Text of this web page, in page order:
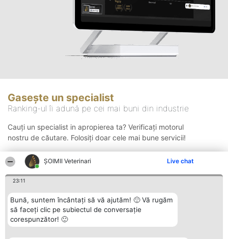
ȘOIMII Veterinari Live chat
23:11
Bună, suntem încântați să vă ajutăm! 🙂 Vă rugăm
să faceți clic pe subiectul de conversație
corespunzător! 🙂
Gasește un specialist
Ranking-ul îi adună pe cei mai buni din industrie
Cauți un specialist in apropierea ta? Verificați motorul
nostru de căutare. Folosiți doar cele mai bune servicii!